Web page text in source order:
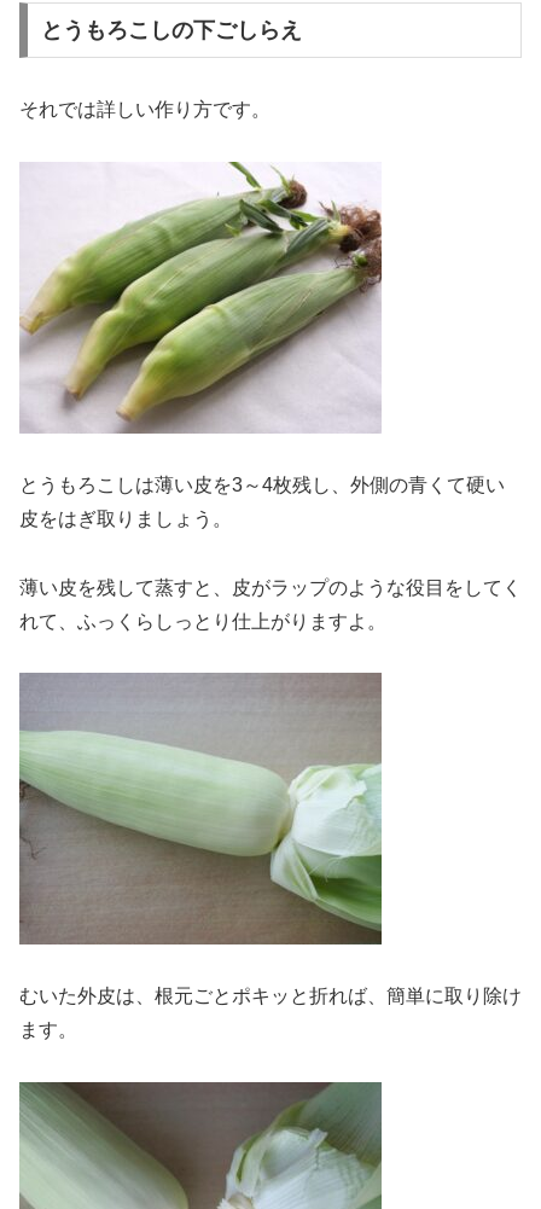
とうもろこしの下ごしらえ
それでは詳しい作り方です。
とうもろこしは薄い皮を3～4枚残し、外側の青くて硬い
皮をはぎ取りましょう。
薄い皮を残して蒸すと、皮がラップのような役目をしてく
れて、ふっくらしっとり仕上がりますよ。
むいた外皮は、根元ごとポキッと折れば、簡単に取り除け
ます。